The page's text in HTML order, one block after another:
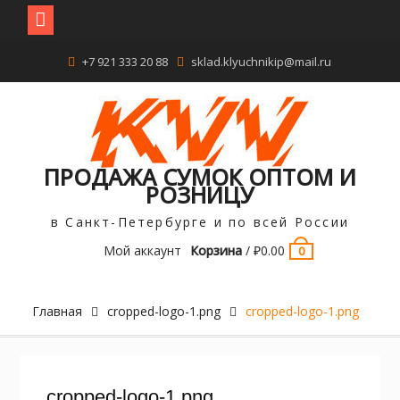
содержимому
+7 921 333 20 88 sklad.klyuchnikip@mail.ru
ПРОДАЖА СУМОК ОПТОМ И
РОЗНИЦУ
в Санкт-Петербурге и по всей России
Мой аккаунт
Корзина/ ₽0.00 0
Главная cropped-logo-1.png cropped-logo-1.png